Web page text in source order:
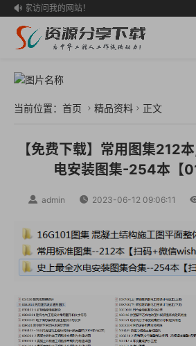

大家访问我的网站！
当前位置： 首页  精品资料  正文
【免费下载】常用图集212
电安装图集-254本【
 admin  2023-06-12 09:06:11